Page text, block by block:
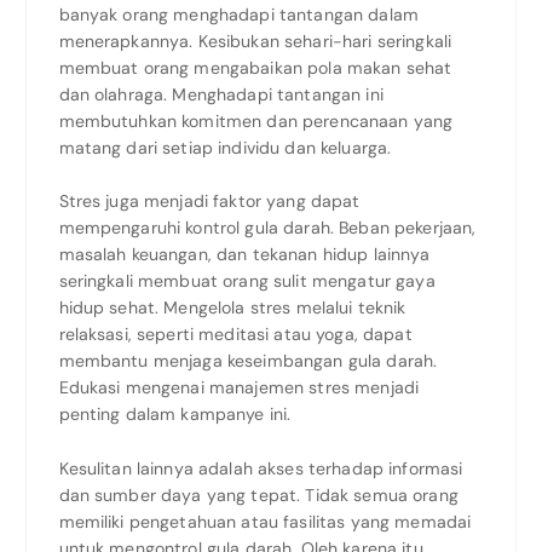
banyak orang menghadapi tantangan dalam
menerapkannya. Kesibukan sehari-hari seringkali
membuat orang mengabaikan pola makan sehat
dan olahraga. Menghadapi tantangan ini
membutuhkan komitmen dan perencanaan yang
matang dari setiap individu dan keluarga.
Stres juga menjadi faktor yang dapat
mempengaruhi kontrol gula darah. Beban pekerjaan,
masalah keuangan, dan tekanan hidup lainnya
seringkali membuat orang sulit mengatur gaya
hidup sehat. Mengelola stres melalui teknik
relaksasi, seperti meditasi atau yoga, dapat
membantu menjaga keseimbangan gula darah.
Edukasi mengenai manajemen stres menjadi
penting dalam kampanye ini.
Kesulitan lainnya adalah akses terhadap informasi
dan sumber daya yang tepat. Tidak semua orang
memiliki pengetahuan atau fasilitas yang memadai